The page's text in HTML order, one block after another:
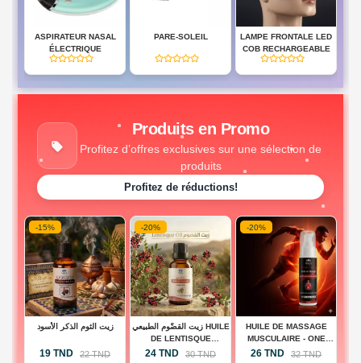
ASPIRATEUR NASAL
ÉLECTRIQUE
(0)
PARE-SOLEIL
(0)
LAMPE FRONTALE LED
COB RECHARGEABLE
(0)
Produits en Promo
Profitez d’offres exclusives sur une sélection de
produits
Profitez de réductions!
-15%
زيت الثوم الذكر الأسود
19 TND 22 TND
-20%
زيت القضّوم الطبيعي HUILE
DE LENTISQUE
PISTACHIER
24 TND 30 TND
-20%
HUILE DE MASSAGE
MUSCULAIRE - ONE
TOUCH ACTIVE
26 TND 32 TND